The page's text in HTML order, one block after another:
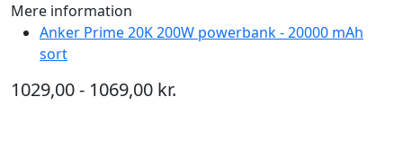
Mere information
Anker Prime 20K 200W powerbank - 20000 mAh
sort
1029,00 - 1069,00 kr.